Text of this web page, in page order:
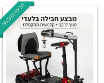
חבילה במבצע!